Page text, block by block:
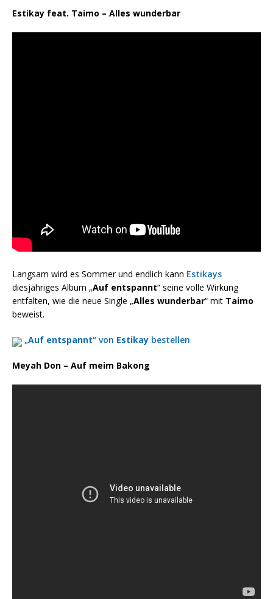
Estikay feat. Taimo – Alles wunderbar
Langsam wird es Sommer und endlich kann Estikays
diesjähriges Album „Auf entspannt“ seine volle Wirkung
entfalten, wie die neue Single „Alles wunderbar“ mit Taimo
beweist.
„Auf entspannt“ von Estikay bestellen
Meyah Don – Auf meim Bakong